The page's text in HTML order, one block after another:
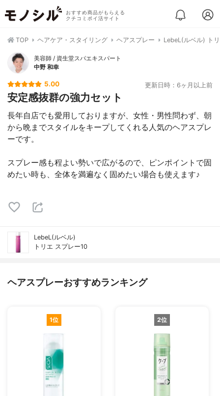
おすすめ商品がもらえる
クチコミポイ活サイト
TOP ヘアケア・スタイリング ヘアスプレー LebeL(ルベル) ト
美容師 / 資生堂スパエキスパート
中野 和幸
5.00 更新日時：6ヶ月以上前
安定感抜群の強力セット
長年自店でも愛用しておりますが、女性・男性問わず、朝
から晩までスタイルをキープしてくれる人気のヘアスプレ
ーです。
スプレー感も程よい勢いで広がるので、ピンポイントで固
めたい時も、全体を満遍なく固めたい場合も使えます♪
LebeL(ルベル)
トリエ スプレー10
ヘアスプレーおすすめランキング
1位 2位